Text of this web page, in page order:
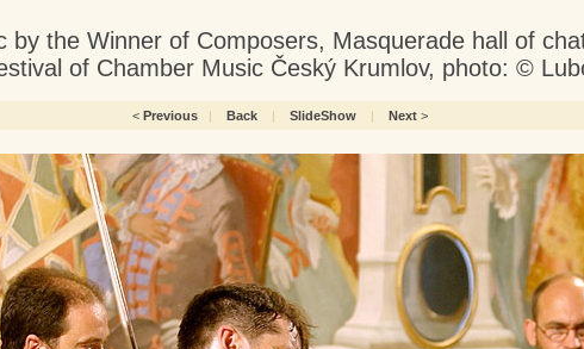
by the Winner of Composers, Masquerade hall of
of Chamber Music Český Krumlov, photo: ©
< Previous | Back | SlideShow | Next >